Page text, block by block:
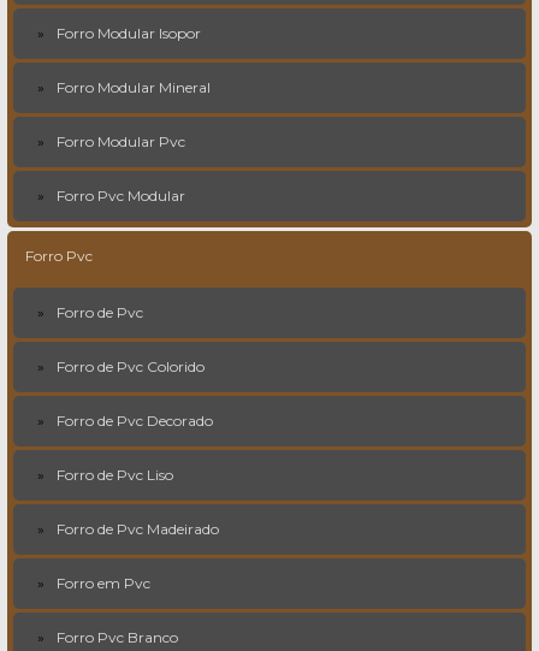
Forro Modular Isopor
Forro Modular Mineral
Forro Modular Pvc
Forro Pvc Modular
Forro Pvc
Forro de Pvc
Forro de Pvc Colorido
Forro de Pvc Decorado
Forro de Pvc Liso
Forro de Pvc Madeirado
Forro em Pvc
Forro Pvc Branco